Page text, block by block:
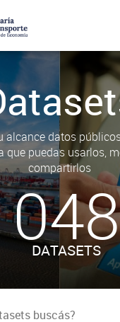
alcance datos
que puedas usarlos,
compartirlos
048
DATASETS